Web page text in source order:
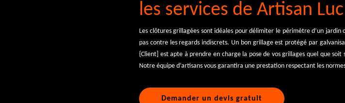
les services de Artisan
Les clôtures grillagées sont idéales pour délimiter le périmètre d’un
pas contre les regards indiscrets. Un bon grillage est protégé par
{Client] est apte à prendre en charge la pose de vos grillages quel que
Notre équipe d’artisans vous garantira une prestation respectant les
Demander un devis gratuit